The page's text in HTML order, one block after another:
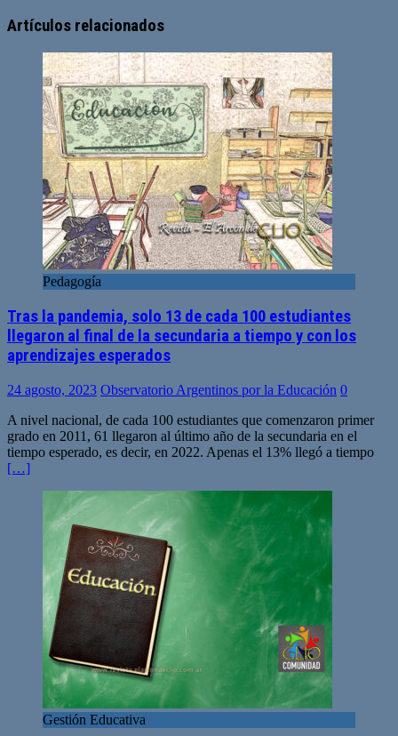
Artículos relacionados
Pedagogía
Tras la pandemia, solo 13 de cada 100 estudiantes
llegaron al final de la secundaria a tiempo y con los
aprendizajes esperados
24 agosto, 2023 Observatorio Argentinos por la Educación 0
A nivel nacional, de cada 100 estudiantes que comenzaron primer
grado en 2011, 61 llegaron al último año de la secundaria en el
tiempo esperado, es decir, en 2022. Apenas el 13% llegó a tiempo
[…]
Gestión Educativa